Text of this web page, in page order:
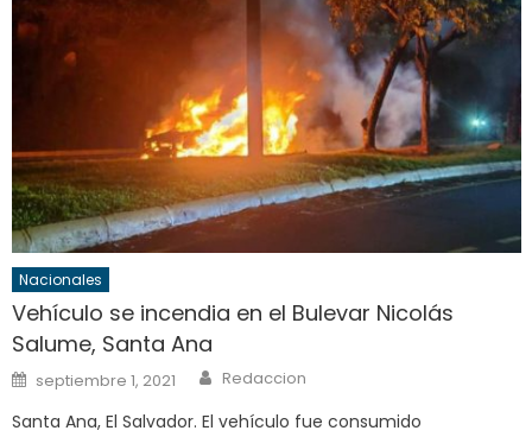
Nacionales
Vehículo se incendia en el Bulevar Nicolás
Salume, Santa Ana
Posted
on
septiembre 1, 2021 Author
Redaccion
Santa Ana, El Salvador. El vehículo fue consumido